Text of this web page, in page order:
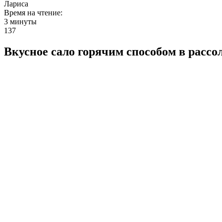
Лариса
Время на чтение:
3 минуты
137
Вкусное сало горячим способом в